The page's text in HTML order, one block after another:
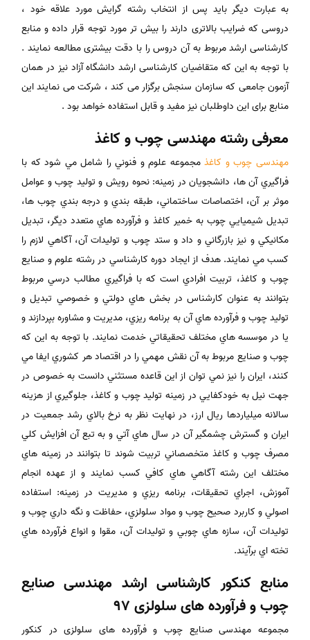
به عبارت دیگر باید پس از انتخاب رشته گرایش مورد علاقه خود ،
دروسی که ضرایب بالاتری دارند را بیش تر مورد توجه قرار داده و منابع
کارشناسی ارشد مربوط به آن دروس را با دقت بیشتری مطالعه نمایند .
با توجه به این که متقاضیان کارشناسی ارشد دانشگاه آزاد نیز در همان
آزمون جامعی که سازمان سنجش برگزار می کند ، شرکت می نمایند این
منابع برای این داوطلبان نیز مفید و قابل استفاده خواهد بود .
معرفی رشته مهندسی چوب و کاغذ
مهندسی چوب و کاغذمجموعه علوم و فنوني را شامل مي شود که با
فراگيري آن ها، دانشجويان در زمينه: نحوه رويش و توليد چوب و عوامل
موثر بر آن، اختصاصات ساختماني، طبقه بندي و درجه بندي چوب ها،
تبديل شيميايي چوب به خمير کاغذ و فرآورده هاي متعدد ديگر، تبديل
مکانيکي و نيز بازرگاني و داد و ستد چوب و توليدات آن، آگاهي لازم را
کسب مي نمايند. هدف از ايجاد دوره کارشناسي در رشته علوم و صنايع
چوب و کاغذ، تربيت افرادي است که با فراگيري مطالب درسي مربوط
بتوانند به عنوان کارشناس در بخش هاي دولتي و خصوصي تبديل و
توليد چوب و فرآورده هاي آن به برنامه ريزي، مديريت و مشاوره بپردازند و
يا در موسسه هاي مختلف تحقيقاتي خدمت نمايند. با توجه به اين که
چوب و صنايع مربوط به آن نقش مهمي را در اقتصاد هر کشوري ايفا مي
کنند، ايران را نيز نمي توان از اين قاعده مستثني دانست به خصوص در
جهت نيل به خودکفايي در زمينه توليد چوب و کاغذ، جلوگيري از هزينه
سالانه ميلياردها ريال ارز، در نهايت نظر به نرخ بالاي رشد جمعيت در
ايران و گسترش چشمگير آن در سال هاي آتي و به تبع آن افزايش کلي
مصرف چوب و کاغذ متخصصاني تربيت شوند تا بتوانند در زمينه هاي
مختلف اين رشته آگاهي هاي کافي کسب نمايند و از عهده انجام
آموزش، اجراي تحقيقات، برنامه ريزي و مديريت در زمينه: استفاده
اصولي و کاربرد صحيح چوب و مواد سلولزي، حفاظت و نگه داري چوب و
توليدات آن، سازه هاي چوبي و توليدات آن، مقوا و انواع فرآورده هاي
تخته اي برآيند.
منابع کنکور کارشناسی ارشد مهندسی صنایع
چوب و فرآورده های سلولزی 97
مجموعه مهندسی صنایع چوب و فرآورده های سلولزی در کنکور